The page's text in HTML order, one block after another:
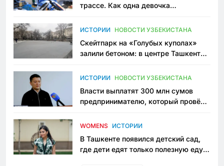
трассе. Как одна девочка
Узбекистане
ИСТОРИИ НОВОСТИ УЗБЕКИСТАНА
Скейтпарк на «Голубых куполах»
залили бетоном: в центре Ташкента
пространство
ИСТОРИИ НОВОСТИ УЗБЕКИСТАНА
Власти выплатят 300 млн сумов
предпринимателю, который провёл
приговору
WOMENS ИСТОРИИ
В Ташкенте появился детский сад,
где дети едят только полезную еду.